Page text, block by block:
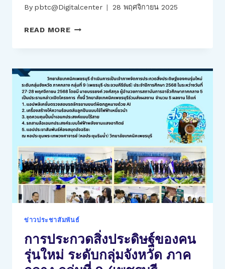
ใต้
สำนักงาน
อาชีวศึกษา
จังหวัด
เพชรบุรี
ช่วย
เหลือ
ปะ
สบ
ภัย
น้ำ
ท่วม
By pbtc@Digitalcenter 28 พฤศจิกายน 2025
READ MOREวิทยาลัย
เพชรบุรี
รับ
รางวัล
รอง
ชนะ
เลิศ
อันดับ
3
ระดับ
เหรียญ
ทอง
ผล
ชุด
ควบคุม
น้ำ
ข่าวประชาสัมพันธ์
การประกวดสิ่งประดิษฐ์ของคน
รุ่นใหม่ ระดับกลุ่มจังหวัด ภาค